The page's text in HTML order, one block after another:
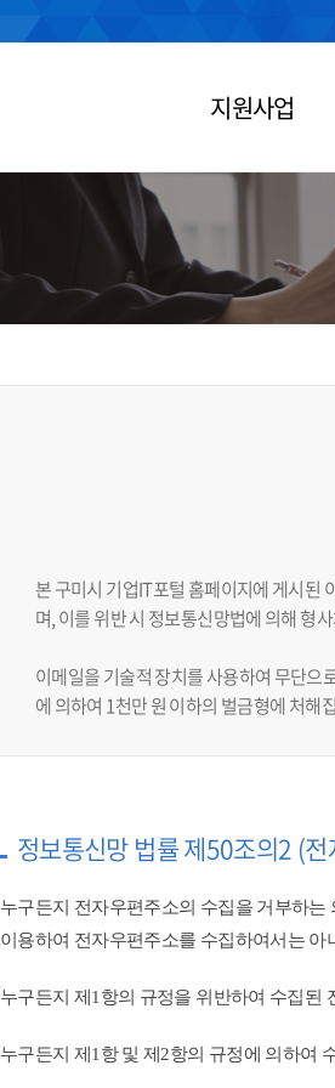
지원사업
본 구미시 기업IT포털 홈페이지에 게시된
며, 이를 위반 시 정보통신망법에 의해 형
이메일을 기술적 장치를 사용하여 무단으
에 의하여 1천만 원 이하의 벌금형에 처해
정보통신망 법률 제50조의2 (
누구든지 전자우편주소의 수집을 거부하
이용하여 전자우편주소를 수집하여서는 아
누구든지 제1항의 규정을 위반하여 수집된
누구든지 제1항 및 제2항의 규정에 의하여